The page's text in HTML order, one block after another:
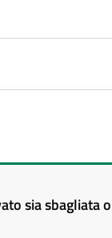
sia sbagliata